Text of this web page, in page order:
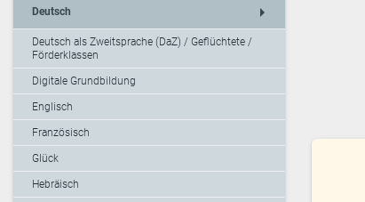
Deutsch arrow_right
Deutsch als Zweitsprache (DaZ) / Geflüchtete /
Förderklassen
Digitale Grundbildung
Englisch
Französisch
Glück
Hebräisch